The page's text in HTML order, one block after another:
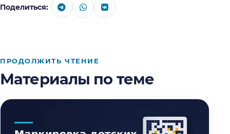
Поделиться:
ПРОДОЛЖИТЬ ЧТЕНИЕ
Материалы по теме